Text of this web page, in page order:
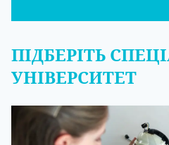
ПІДБЕРІТЬ
УНІВЕРСИТЕТ